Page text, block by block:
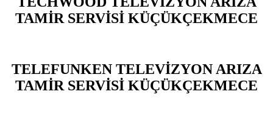
TAMİR SERVİSİ KÜÇÜKÇEKMECE
TELEFUNKEN TELEVİZYON ARIZA
TAMİR SERVİSİ KÜÇÜKÇEKMECE